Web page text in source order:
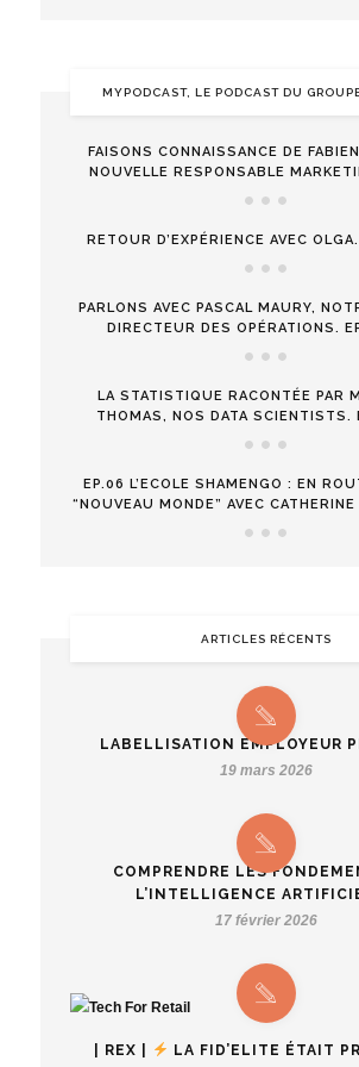
MYPODCAST, LE PODCAST DU
FAISONS CONNAISSANCE DE
NOUVELLE RESPONSABLE
RETOUR D’EXPÉRIENCE AVEC
PARLONS AVEC PASCAL MAURY,
DIRECTEUR DES OPÉRATIONS.
LA STATISTIQUE RACONTÉE PAR
THOMAS, NOS DATA SCIENTISTS.
EP.06 L’ECOLE SHAMENGO : EN
“NOUVEAU MONDE” AVEC
ARTICLES RÉCENTS
LABELLISATION EMPLOYEUR
19 mars 2026
COMPRENDRE LES
L’INTELLIGENCE
17 février 2026
| REX | LA FID’ELITE ÉTAIT